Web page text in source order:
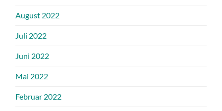
August 2022
Juli 2022
Juni 2022
Mai 2022
Februar 2022